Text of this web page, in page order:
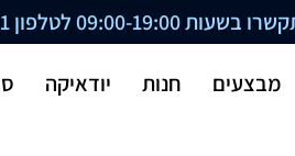
09:00-19:00 לטלפון
מבצעים חנות יודאיקה